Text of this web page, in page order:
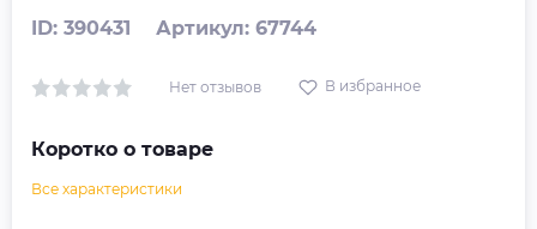
ID: 390431 Артикул: 67744
Нет отзывов В избранное
Коротко о товаре
Все характеристики